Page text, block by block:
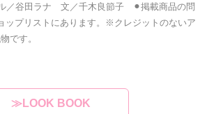
／谷田ラナ
文／千木良節子 ⚫︎掲載商品の問
ップリストにあります。※クレジットのないア
です。
≫LOOK BOOK